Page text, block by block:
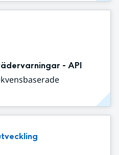
- API